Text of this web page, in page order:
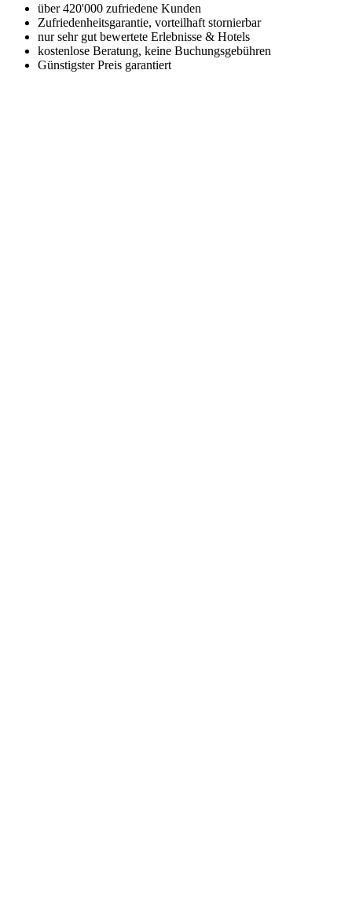
über 420'000 zufriedene Kunden
Zufriedenheitsgarantie, vorteilhaft stornierbar
nur sehr gut bewertete Erlebnisse & Hotels
kostenlose Beratung, keine Buchungsgebühren
Günstigster Preis garantiert